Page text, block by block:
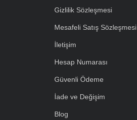
Gizlilik Sözleşmesi
Mesafeli Satış Sözleşmesi
İletişim
Hesap Numarası
Güvenli Ödeme
İade ve Değişim
Blog